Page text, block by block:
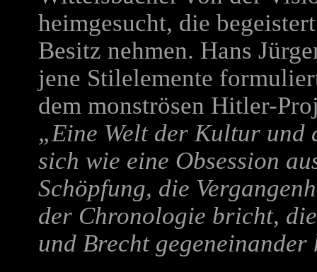
heimgesucht, die
Besitz nehmen. Hans
jene Stilelemente
dem monströsen Hitler-
„Eine Welt der Kultur und
sich wie eine Obsession
Schöpfung, die
der Chronologie bricht,
und Brecht gegeneinander